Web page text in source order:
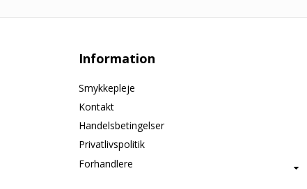
Information
Smykkepleje
Kontakt
Handelsbetingelser
Privatlivspolitik
Forhandlere